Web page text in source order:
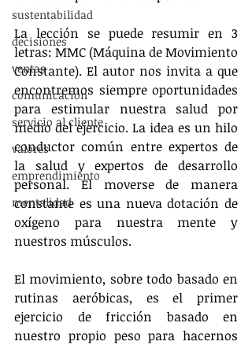
sustentabilidad
decisiones
ventas
comunicación
servicio al cliente
valores
emprendimiento
mentalidad
La lección se puede resumir en 3
letras: MMC (Máquina de Movimiento
Constante). El autor nos invita a que
encontremos siempre oportunidades
para estimular nuestra salud por
medio del ejercicio. La idea es un hilo
conductor común entre expertos de
la salud y expertos de desarrollo
personal. El moverse de manera
constante es una nueva dotación de
oxígeno para nuestra mente y
nuestros músculos.
El movimiento, sobre todo basado en
rutinas aeróbicas, es el primer
ejercicio de fricción basado en
nuestro propio peso para hacernos